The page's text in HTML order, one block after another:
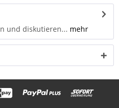
und diskutieren... mehr